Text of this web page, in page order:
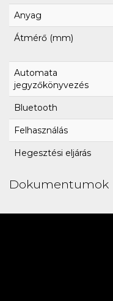
Anyag
Átmérő (mm)
Automata
jegyzőkönyvezés
Bluetooth
Felhasználás
Hegesztési eljárás
Dokumentumok